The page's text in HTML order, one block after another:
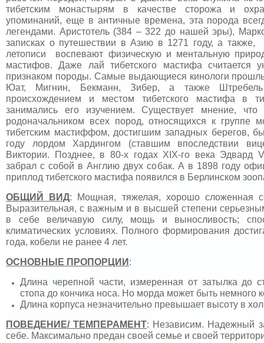
тибетским монастырям в качестве сторожа и
упоминаний, еще в античные времена, эта порода
легендами. Аристотель (384 – 322 до нашей эры),
записках о путешествии в Азию в 1271 году, а также,
летописи воспевают физическую и ментальную
мастифов. Даже лай тибетского мастифа считается
признаком породы. Самые выдающиеся кинологи
Юат, Мигнин, Бекманн, Зибер, а также
происхождением и местом тибетского мастифа в
занимались его изучением. Существует мнение, что
родоначальником всех пород, относящихся к группе
тибетским мастиффом, достигшим западных берегов,
году лордом Хардингом (ставшим впоследствии
Виктории. Позднее, в 80-х годах XIX-го века Эдвард
забрал с собой в Англию двух собак. А в 1898 году
приплод тибетского мастифа появился в Берлинском
ОБЩИЙ ВИД: Мощная, тяжелая, хорошо сложенная
Выразительная, с важным и в высшей степени
в себе величавую силу, мощь и выносливость;
климатических условиях. Полного формирования
года, кобели не ранее 4 лет.
ОСНОВНЫЕ ПРОПОРЦИИ :
Длина черепной части, измеренная от затылка до
стопа до кончика носа. Но морда может быть немного
Длина корпуса незначительно превышает высоту в
ПОВЕДЕНИЕ/ ТЕМПЕРАМЕНТ: Независим. Надежный
себе. Максимально предан своей семье и своей